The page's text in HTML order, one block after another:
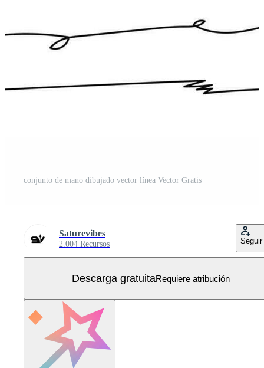
conjunto de mano dibujado vector línea Vector Gratis
Saturevibes
2.004 Recursos Seguir
Descarga gratuitaRequiere atribución